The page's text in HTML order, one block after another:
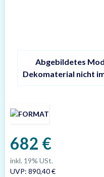
Abgebildetes
Dekomaterial nicht
682 €
inkl. 19% USt.
UVP: 890,40 €